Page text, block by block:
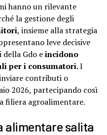
hanno un rilevante
la gestione degli
, insieme alla strategia
leve decisive
Gdo eincidono
per i consumatori.I
contributi o
2026, partecipando così
filiera agroalimentare.
alimentare salita